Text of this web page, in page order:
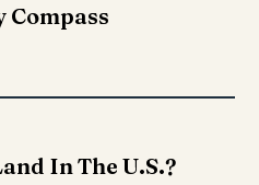
Compass
In The U.S.?